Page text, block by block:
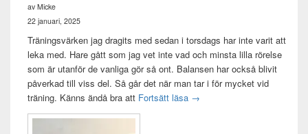
av Micke
22 januari, 2025
Träningsvärken jag dragits med sedan i torsdags har inte varit att
leka med. Hare gått som jag vet inte vad och minsta lilla rörelse
som är utanför de vanliga gör så ont. Balansen har också blivit
påverkad till viss del. Så går det när man tar i för mycket vid
träning. Känns ändå bra att Fortsätt läsa Träningsvärken från helvetet
→